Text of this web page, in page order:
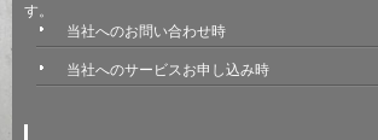
す。
当社へのお問い合わせ時
当社へのサービスお申し込み時